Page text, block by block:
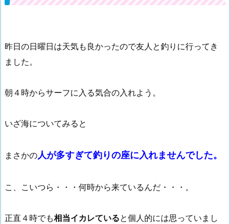
昨日の日曜日は天気も良かったので友人と釣りに行ってき
ました。
朝４時からサーフに入る気合の入れよう。
いざ海についてみると
まさかの人が多すぎて釣りの座に入れませんでした。
こ、こいつら・・・何時から来ているんだ・・・。
正直４時でも相当イカレていると個人的には思っていまし